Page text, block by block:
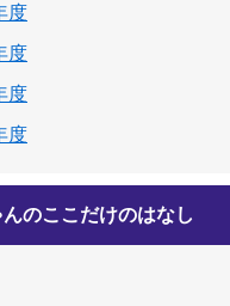
度
度
度
度
のここだけのはなし